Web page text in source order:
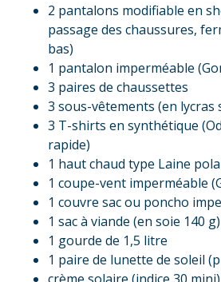
2 pantalons modifiable en
passage des chaussures,
bas)
1 pantalon imperméable
3 paires de chaussettes
3 sous-vêtements (en lycras
3 T-shirts en synthétique
rapide)
1 haut chaud type Laine
1 coupe-vent imperméable
1 couvre sac ou poncho
1 sac à viande (en soie 140 g)
1 gourde de 1,5 litre
1 paire de lunette de soleil